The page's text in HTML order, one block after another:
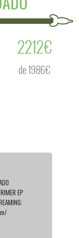
2212€
de 1986€
EP